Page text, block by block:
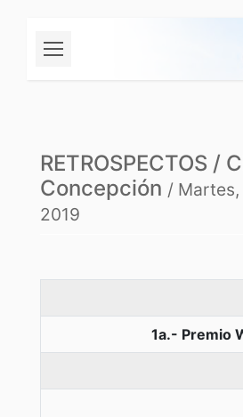
RETROSPECTOS /
Concepción /
2019
1a.- Premio